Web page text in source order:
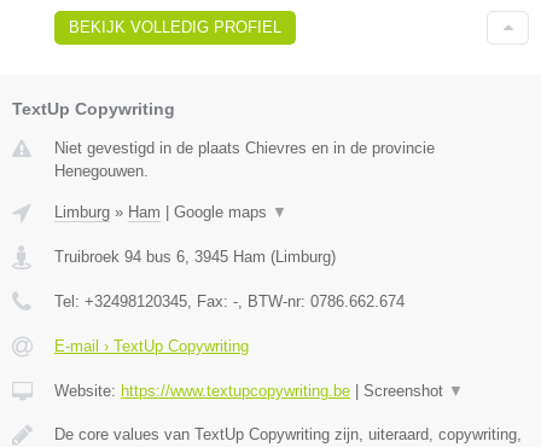
BEKIJK VOLLEDIG PROFIEL
TextUp Copywriting
Niet gevestigd in de plaats Chievres en in de provincie
Henegouwen.
Limburg » Ham Google maps ▼
Truibroek 94 bus 6, 3945 Ham (Limburg)
Tel: +32498120345, Fax: -, BTW-nr: 0786.662.674
E-mail › TextUp Copywriting
Website: https://www.textupcopywriting.be Screenshot ▼
De core values van TextUp Copywriting zijn, uiteraard, copywriting,